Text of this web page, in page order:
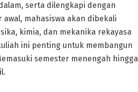
serta dilengkapi dengan
mahasiswa akan dibekali
kimia, dan mekanika rekayasa
ini penting untuk membangun
semester menengah hingga